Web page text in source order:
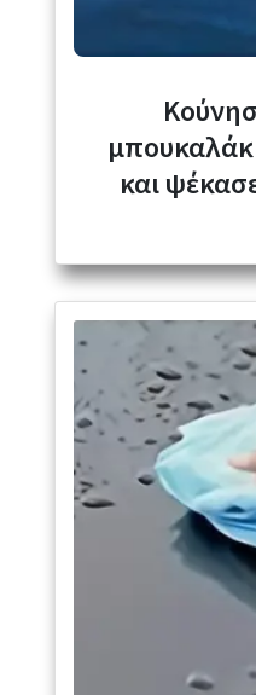
και